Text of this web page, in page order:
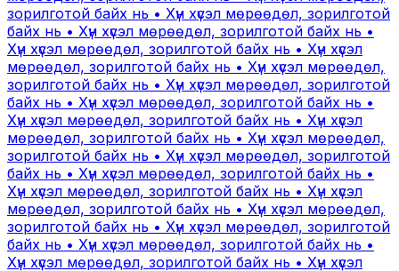
зорилготой байх нь • Хүн хүсэл мөрөөдөл, зорилготой
байх нь • Хүн хүсэл мөрөөдөл, зорилготой байх нь •
Хүн хүсэл мөрөөдөл, зорилготой байх нь • Хүн хүсэл
мөрөөдөл, зорилготой байх нь • Хүн хүсэл мөрөөдөл,
зорилготой байх нь • Хүн хүсэл мөрөөдөл, зорилготой
байх нь • Хүн хүсэл мөрөөдөл, зорилготой байх нь •
Хүн хүсэл мөрөөдөл, зорилготой байх нь • Хүн хүсэл
мөрөөдөл, зорилготой байх нь • Хүн хүсэл мөрөөдөл,
зорилготой байх нь • Хүн хүсэл мөрөөдөл, зорилготой
байх нь • Хүн хүсэл мөрөөдөл, зорилготой байх нь •
Хүн хүсэл мөрөөдөл, зорилготой байх нь • Хүн хүсэл
мөрөөдөл, зорилготой байх нь • Хүн хүсэл мөрөөдөл,
зорилготой байх нь • Хүн хүсэл мөрөөдөл, зорилготой
байх нь • Хүн хүсэл мөрөөдөл, зорилготой байх нь •
Хүн хүсэл мөрөөдөл, зорилготой байх нь • Хүн хүсэл